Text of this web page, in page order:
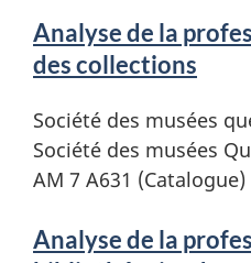
Analyse de la
des collections
Société des musées
Société des musées
AM 7 A631 (Catalogue)
Analyse de la